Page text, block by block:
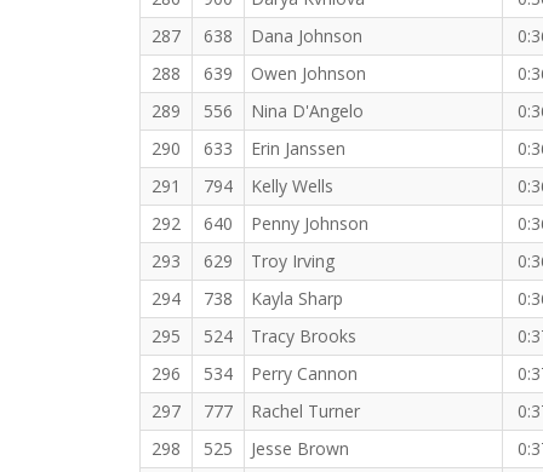
287
638 Dana Johnson
288
639 Owen Johnson
289
556 Nina D'Angelo
290
633 Erin Janssen
291
794 Kelly Wells
292
640 Penny Johnson
293
629 Troy Irving
294
738 Kayla Sharp
295
524 Tracy Brooks
296
534 Perry Cannon
297
777 Rachel Turner
298
525 Jesse Brown